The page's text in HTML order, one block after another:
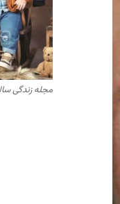
مجله زندگی